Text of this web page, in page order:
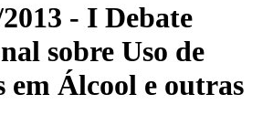
- I Debate
sobre Uso de
em Álcool e outras